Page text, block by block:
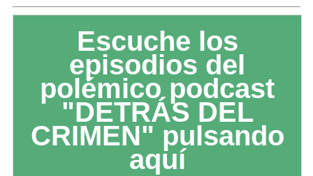
Escuche los
episodios del
polémico podcast
"DETRÁS DEL
CRIMEN" pulsando
aquí